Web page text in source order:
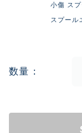
小傷 スプ
スプール
数量